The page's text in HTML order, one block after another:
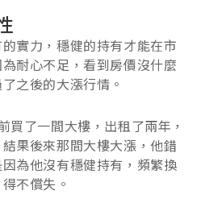
實力，穩健的持有才能在市
耐心不足，看到房價沒什麼
之後的大漲行情。
買了一間大樓，出租了兩年，
果後來那間大樓大漲，他錯
為他沒有穩健持有，頻繁換
不償失。